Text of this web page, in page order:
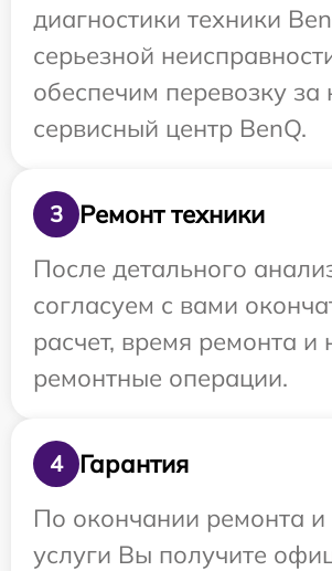
диагностики техники
серьезной
обеспечим перевозку за
сервисный центр BenQ.
3
Ремонт техники
После детального
согласуем с вами
расчет, время ремонта и
ремонтные операции.
4
Гарантия
По окончании ремонта
услуги Вы получите